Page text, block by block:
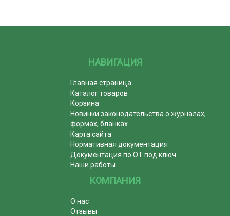
НАВИГАЦИЯ
Главная страница
Каталог товаров
Корзина
Новинки законодательства о журналах,
формах, бланках
Карта сайта
Нормативная документация
Документация по ОТ под ключ
Наши работы
КОМПАНИЯ
О нас
Отзывы